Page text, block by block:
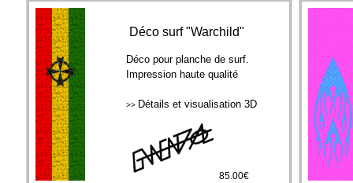
Déco surf "Warchild"
Déco pour planche de surf.
Impression haute qualité
>> Détails et visualisation 3D
85.00€